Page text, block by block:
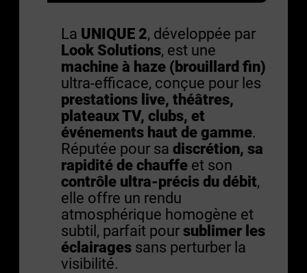
La UNIQUE 2, développée par
Look Solutions, est une
machine à haze (brouillard fin)
ultra-efficace, conçue pour les
prestations live, théâtres,
plateaux TV, clubs, et
événements haut de gamme.
Réputée pour sa discrétion, sa
rapidité de chauffe et son
contrôle ultra-précis du débit,
elle offre un rendu
atmosphérique homogène et
subtil, parfait poursublimer les
éclairages sans perturber la
visibilité.